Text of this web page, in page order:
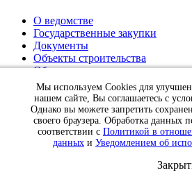
О ведомстве
Государственные закупки
Документы
Объекты строительства
Обращение граждан
Пресс-центр
Контакты
© Государственное казённое
Управление капитального
Политика в отношении обработки
Мы используем Cookies для
нашем сайте, Вы соглашаетесь с
Однако вы можете запретить
своего браузера. Обработка данных
соответствии с Политикой в
данных и Уведомлением об